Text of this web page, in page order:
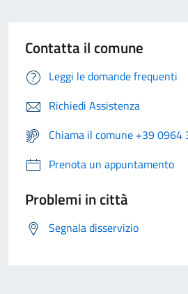
Contatta il comune
Leggi le domande frequenti
Richiedi Assistenza
Chiama il comune +39 0964
Prenota un appuntamento
Problemi in città
Segnala disservizio